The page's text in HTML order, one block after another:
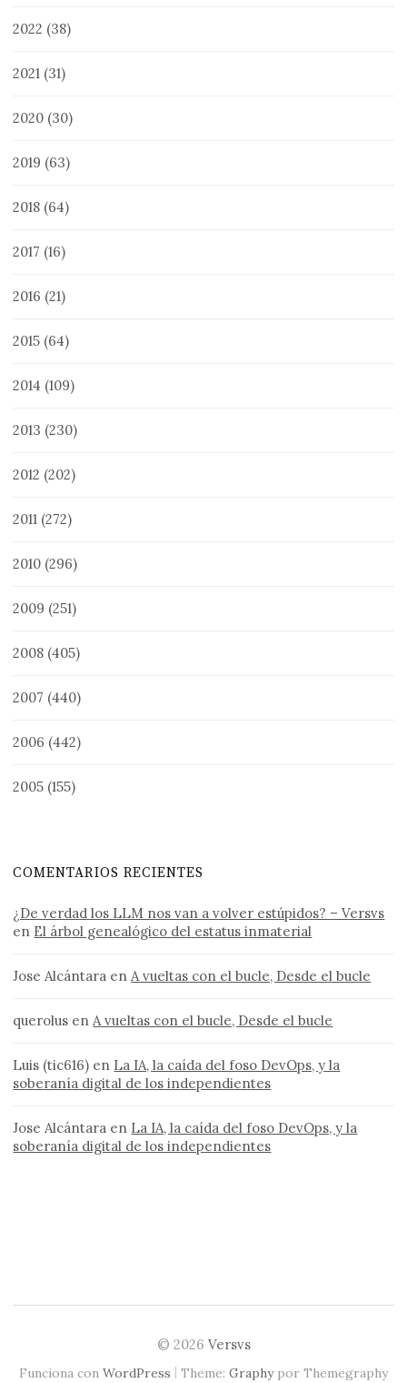
2022 (38)
2021 (31)
2020 (30)
2019 (63)
2018 (64)
2017 (16)
2016 (21)
2015 (64)
2014 (109)
2013 (230)
2012 (202)
2011 (272)
2010 (296)
2009 (251)
2008 (405)
2007 (440)
2006 (442)
2005 (155)
COMENTARIOS RECIENTES
¿De verdad los LLM nos van a volver estúpidos? – Versvs
en El árbol genealógico del estatus inmaterial
Jose Alcántara en A vueltas con el bucle, Desde el bucle
querolus en A vueltas con el bucle, Desde el bucle
Luis (tic616) en La IA, la caída del foso DevOps, y la
soberanía digital de los independientes
Jose Alcántara en La IA, la caída del foso DevOps, y la
soberanía digital de los independientes
© 2026 Versvs
Funciona con WordPress | Theme: Graphypor Themegraphy